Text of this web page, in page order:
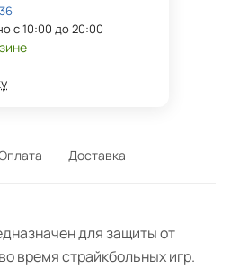
с 10:00 до 20:00
Доставка
для защиты от
время страйкбольных игр.